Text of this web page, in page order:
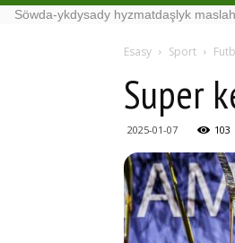
Söwda-ykdysady hyzmatdaşlyk
Esasy Sport
Super
2025-01-07 103